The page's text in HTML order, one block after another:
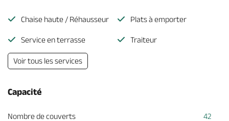
Chaise haute / Réhausseur Plats à emporter
Service en terrasse Traiteur
Voir tous les services
Capacité
Nombre de couverts 42